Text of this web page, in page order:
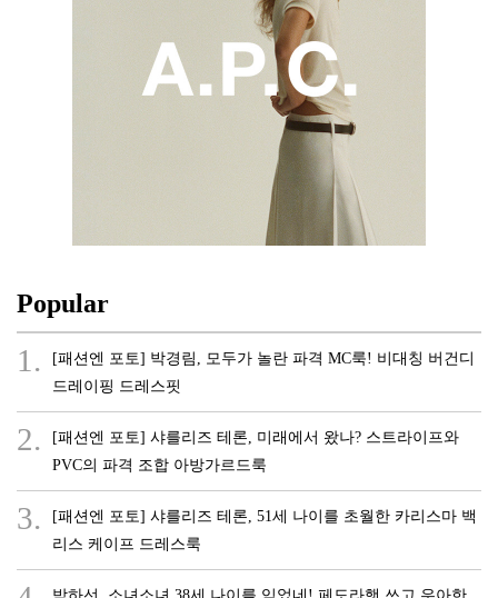
Popular
1.
[패션엔 포토] 박경림, 모두가 놀란 파격 MC룩! 비대칭 버건디
드레이핑 드레스핏
2.
[패션엔 포토] 샤를리즈 테론, 미래에서 왔나? 스트라이프와
PVC의 파격 조합 아방가르드룩
3.
[패션엔 포토] 샤를리즈 테론, 51세 나이를 초월한 카리스마 백
리스 케이프 드레스룩